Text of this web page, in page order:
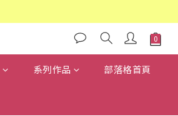
系列作品 部落格首頁